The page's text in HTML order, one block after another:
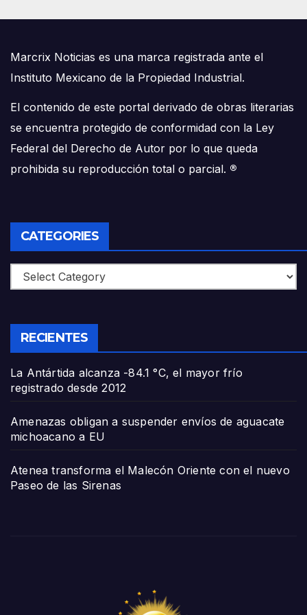
Marcrix Noticias es una marca registrada ante el
Instituto Mexicano de la Propiedad Industrial.
El contenido de este portal derivado de obras literarias
se encuentra protegido de conformidad con la Ley
Federal del Derecho de Autor por lo que queda
prohibida su reproducción total o parcial. ®
CATEGORIES
Categories
RECIENTES
La Antártida alcanza -84.1 °C, el mayor frío
registrado desde 2012
Amenazas obligan a suspender envíos de aguacate
michoacano a EU
Atenea transforma el Malecón Oriente con el nuevo
Paseo de las Sirenas